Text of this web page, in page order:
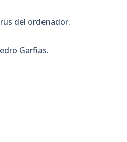
del ordenador.
Garfias.